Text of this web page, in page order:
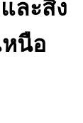
ละสิ่ง
หนือ